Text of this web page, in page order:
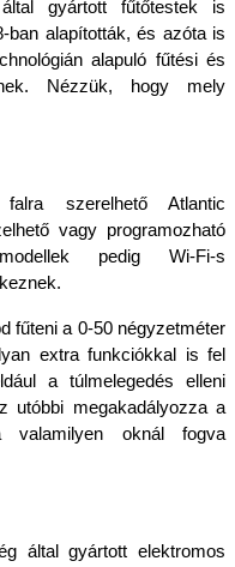
gyártott fűtőtestek is
ban alapították, és azóta is
alapuló fűtési és
Nézzük, hogy mely
szerelhető Atlantic
vagy programozható
pedig Wi-Fi-s
fűteni a 0-50 négyzetméter
extra funkciókkal is fel
a túlmelegedés elleni
utóbbi megakadályozza a
valamilyen oknál fogva
által gyártott elektromos